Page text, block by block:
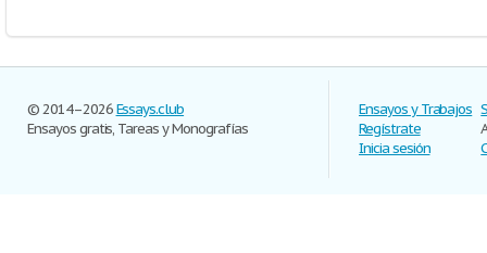
© 2014–2026Essays.club
Ensayos gratis, Tareas y Monografías
Ensayos y Trabajos
Regístrate
Inicia sesión